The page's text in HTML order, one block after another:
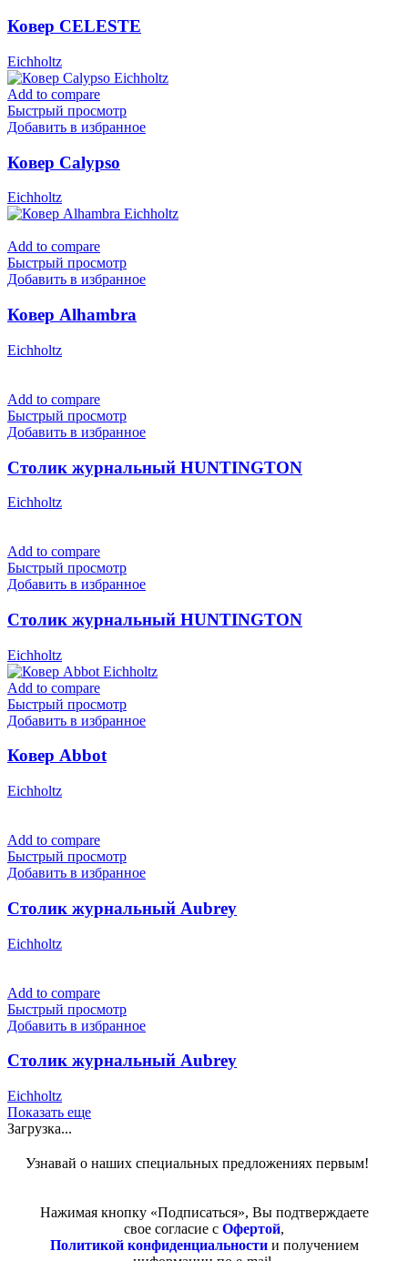
Ковер CELESTE
Eichholtz
Add to compare
Быстрый просмотр
Добавить в избранное
Ковер Calypso
Eichholtz
Add to compare
Быстрый просмотр
Добавить в избранное
Ковер Alhambra
Eichholtz
Add to compare
Быстрый просмотр
Добавить в избранное
Столик журнальный HUNTINGTON
Eichholtz
Add to compare
Быстрый просмотр
Добавить в избранное
Столик журнальный HUNTINGTON
Eichholtz
Add to compare
Быстрый просмотр
Добавить в избранное
Ковер Abbot
Eichholtz
Add to compare
Быстрый просмотр
Добавить в избранное
Столик журнальный Aubrey
Eichholtz
Add to compare
Быстрый просмотр
Добавить в избранное
Столик журнальный Aubrey
Eichholtz
Показать еще
Загрузка...
Узнавай о наших специальных предложениях первым!
Нажимая кнопку «Подписаться», Вы подтверждаете
свое согласие с Офертой,
Политикой конфиденциальностии получением